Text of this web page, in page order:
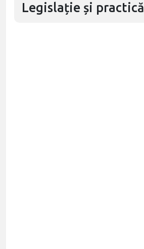
Legislație și practică